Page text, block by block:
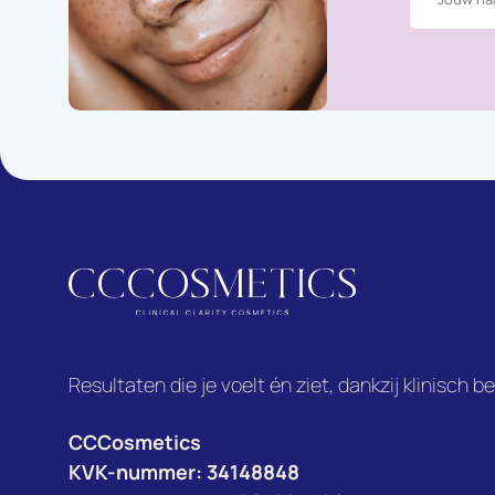
Resultaten die je voelt én ziet, dankzij klinisch
CCCosmetics
KVK-nummer: 34148848